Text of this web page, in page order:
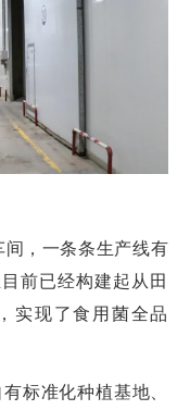
，一条条生产线有
前已经构建起从田
实现了食用菌全品
准化种植基地、